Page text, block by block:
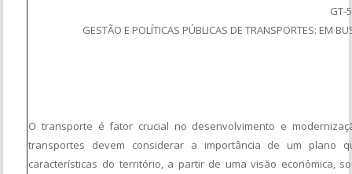
GT-5
GESTÃO E POLÍTICAS PÚBLICAS DE TRANSPORTES: EM
O transporte é fator crucial no desenvolvimento e
transportes devem considerar a importância de um plano
características do território, a partir de uma visão econômica,